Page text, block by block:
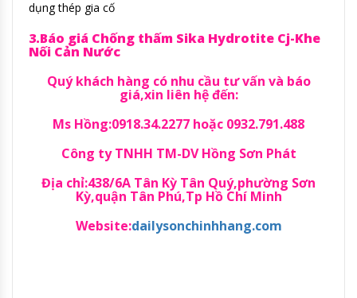
dụng thép gia cố
3.Báo giá Chống thấm Sika Hydrotite Cj-Khe
Nối Cản Nước
Quý khách hàng có nhu cầu tư vấn và báo
giá,xin liên hệ đến:
Ms Hồng:0918.34.2277 hoặc 0932.791.488
Công ty TNHH TM-DV Hồng Sơn Phát
Địa chỉ:438/6A Tân Kỳ Tân Quý,phường Sơn
Kỳ,quận Tân Phú,Tp Hồ Chí Minh
Website:dailysonchinhhang.com